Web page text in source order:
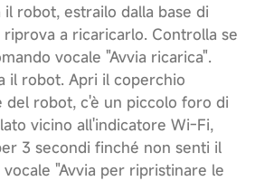
il robot, estrailo dalla base di
a ricaricarlo. Controlla se
vocale "Avvia ricarica".
il robot. Apri il coperchio
del robot, c'è un piccolo foro di
vicino all'indicatore Wi-Fi,
3 secondi finché non senti il
"Avvia per ripristinare le